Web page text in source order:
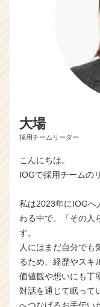
大場
採用チームリーダー
こんにちは。
IOGで採用チームの
私は2023年にIOGへ
わる中で、「その人
す。
人にはまだ自分でも
るため、経歴やスキ
価値観や想いにも丁
対話を通じて眠って
へつなげるお手伝い